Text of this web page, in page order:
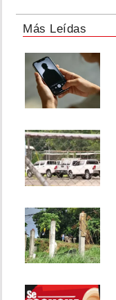
Más Leídas